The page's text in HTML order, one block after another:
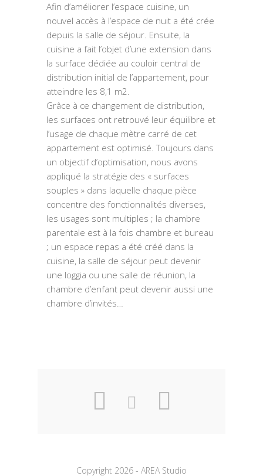
Afin d’améliorer l’espace cuisine, un
nouvel accès à l’espace de nuit a été crée
depuis la salle de séjour. Ensuite, la
cuisine a fait l’objet d’une extension dans
la surface dédiée au couloir central de
distribution initial de l’appartement, pour
atteindre les 8,1 m2.
Grâce à ce changement de distribution,
les surfaces ont retrouvé leur équilibre et
l’usage de chaque mètre carré de cet
appartement est optimisé. Toujours dans
un objectif d’optimisation, nous avons
appliqué la stratégie des « surfaces
souples » dans laquelle chaque pièce
concentre des fonctionnalités diverses,
les usages sont multiples ; la chambre
parentale est à la fois chambre et bureau
; un espace repas a été créé dans la
cuisine, la salle de séjour peut devenir
une loggia ou une salle de réunion, la
chambre d’enfant peut devenir aussi une
chambre d’invités…
Copyright 2026 - AREA Studio